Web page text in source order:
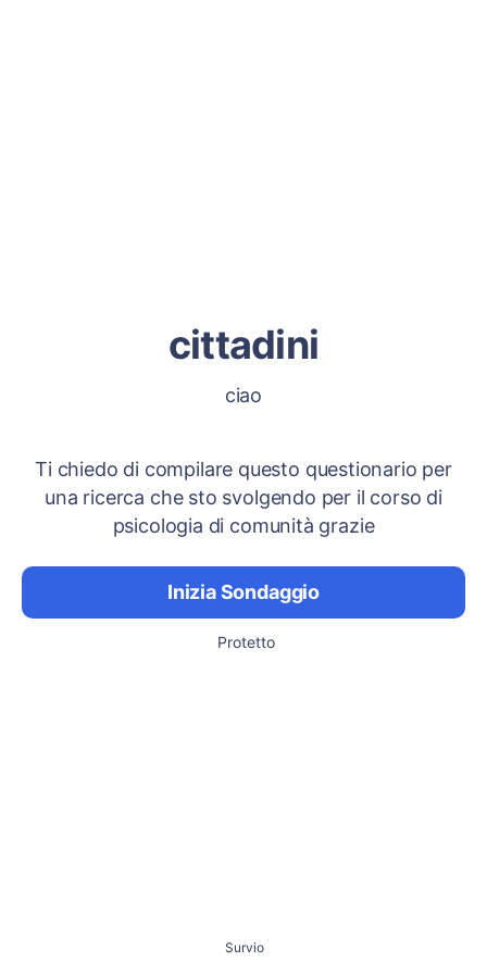
cittadini
ciao
Ti chiedo di compilare questo questionario per
una ricerca che sto svolgendo per il corso di
psicologia di comunità grazie
Inizia Sondaggio
Protetto
Survio